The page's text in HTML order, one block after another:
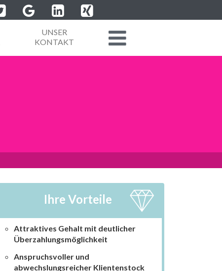
UNSER
KONTAKT
Ihre Vorteile
Attraktives Gehalt mit deutlicher
Überzahlungsmöglichkeit
Anspruchsvoller und
abwechslungsreicher Klientenstock